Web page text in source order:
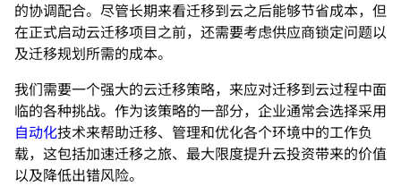
的协调配合。尽管长期来看迁移到云之后能够节省成本，但
在正式启动云迁移项目之前，还需要考虑供应商锁定问题以
及迁移规划所需的成本。
我们需要一个强大的云迁移策略，来应对迁移到云过程中面
临的各种挑战。作为该策略的一部分，企业通常会选择采用
自动化技术来帮助迁移、管理和优化各个环境中的工作负
载，这包括加速迁移之旅、最大限度提升云投资带来的价值
以及降低出错风险。